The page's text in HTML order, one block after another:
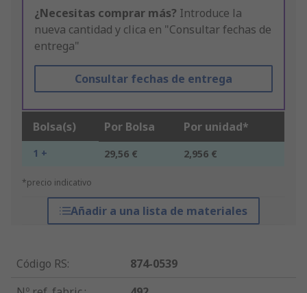
¿Necesitas comprar más? Introduce la
nueva cantidad y clica en "Consultar fechas de
entrega"
Consultar fechas de entrega
Bolsa(s) Por Bolsa Por unidad*
1 + 29,56 € 2,956 €
*precio indicativo
Añadir a una lista de materiales
Código RS:
874-0539